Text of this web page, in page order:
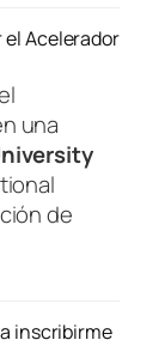
Acelerador
una
de
inscribirme